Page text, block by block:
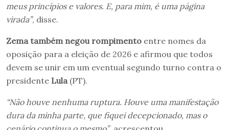
meus princípios e valores. E, para mim, é uma página
virada”, disse.
Zema também negou rompimento entre nomes da
oposição para a eleição de 2026 e afirmou que todos
devem se unir em um eventual segundo turno contra o
presidente Lula (PT).
“Não houve nenhuma ruptura. Houve uma manifestação
dura da minha parte, que fiquei decepcionado, mas o